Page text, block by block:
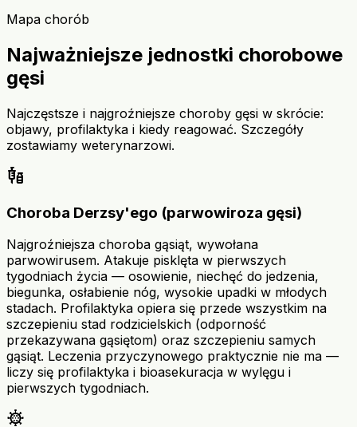
Mapa chorób
Najważniejsze jednostki chorobowe
gęsi
Najczęstsze i najgroźniejsze choroby gęsi w skrócie:
objawy, profilaktyka i kiedy reagować. Szczegóły
zostawiamy weterynarzowi.
vaccines
Choroba Derzsy'ego (parwowiroza gęsi)
Najgroźniejsza choroba gąsiąt, wywołana
parwowirusem. Atakuje pisklęta w pierwszych
tygodniach życia — osowienie, niechęć do jedzenia,
biegunka, osłabienie nóg, wysokie upadki w młodych
stadach. Profilaktyka opiera się przede wszystkim na
szczepieniu stad rodzicielskich (odporność
przekazywana gąsiętom) oraz szczepieniu samych
gąsiąt. Leczenia przyczynowego praktycznie nie ma —
liczy się profilaktyka i bioasekuracja w wylęgu i
pierwszych tygodniach.
coronavirus